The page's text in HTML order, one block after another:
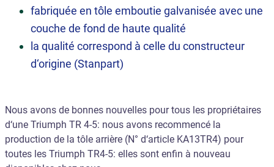
fabriquée en tôle emboutie galvanisée avec une
couche de fond de haute qualité
la qualité correspond à celle du constructeur
d‘origine (Stanpart)
Nous avons de bonnes nouvelles pour tous les propriétaires
d‘une Triumph TR 4-5: nous avons recommencé la
production de la tôle arrière (N° d‘article KA13TR4) pour
toutes les Triumph TR4-5: elles sont enfin à nouveau